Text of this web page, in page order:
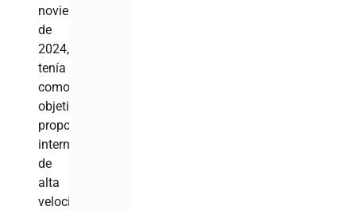
noviembre
de
2024,
tenía
como
objetivo
proporcionar
internet
de
alta
velocidad